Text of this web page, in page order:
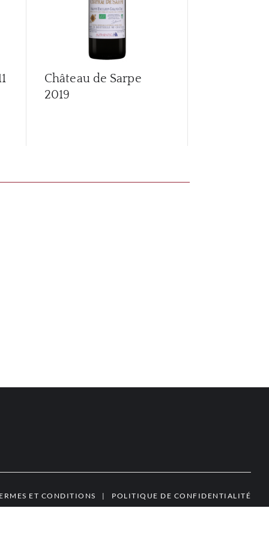
Château de Sarpe
2019
ET CONDITIONS | POLITIQUE DE CONFIDENTIALITÉ